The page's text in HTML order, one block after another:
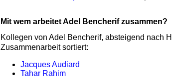
Mit wem arbeitet Adel Bencherif zusammen?
Kollegen von Adel Bencherif, absteigend nach
Zusammenarbeit sortiert:
Jacques Audiard
Tahar Rahim